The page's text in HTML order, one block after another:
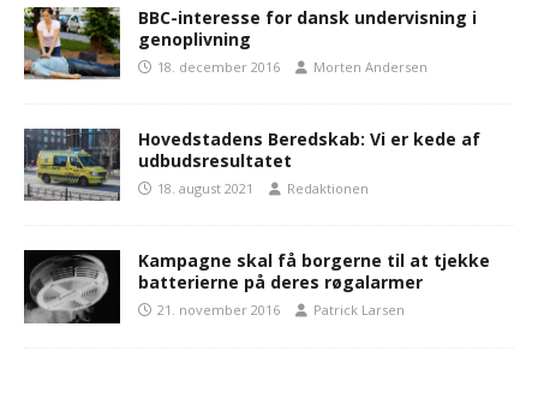
BBC-interesse for dansk undervisning i
genoplivning
18. december 2016 Morten Andersen
Hovedstadens Beredskab: Vi er kede af
udbudsresultatet
18. august 2021 Redaktionen
Kampagne skal få borgerne til at tjekke
batterierne på deres røgalarmer
21. november 2016 Patrick Larsen